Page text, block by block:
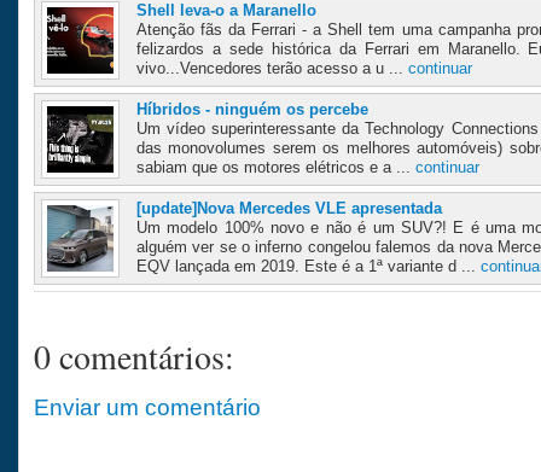
Shell leva-o a Maranello
Atenção fãs da Ferrari - a Shell tem uma campanha
felizardos a sede histórica da Ferrari em Maranello.
vivo...Vencedores terão acesso a u ... continuar
Híbridos - ninguém os percebe
Um vídeo superinteressante da Technology
das monovolumes serem os melhores automóveis)
sabiam que os motores elétricos e a ... continuar
[update]Nova Mercedes VLE apresentada
Um modelo 100% novo e não é um SUV?! E é uma
alguém ver se o inferno congelou falemos da nova
EQV lançada em 2019. Este é a 1ª variante d ...
0 comentários:
Enviar um comentário